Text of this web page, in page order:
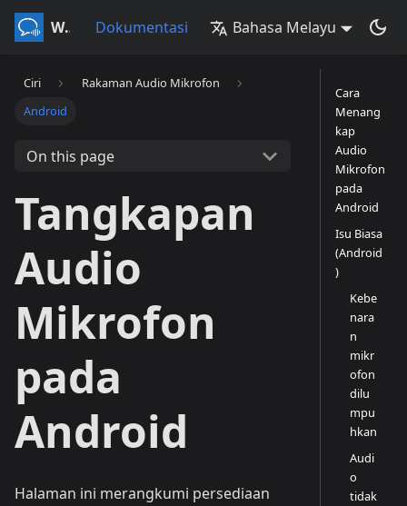
Whisperr Dokumentasi Bahasa Melayu
Ciri
Rakaman Audio Mikrofon
Android
On this page
Tangkapan
Audio
Mikrofon
pada
Android
Halaman ini merangkumi persediaan
Cara
Menang
kap
Audio
Mikrofon
pada
Android
Isu Biasa
(Android
)
Kebe
nara
n
mikr
ofon
dilu
mpu
hkan
Audi
o
tidak